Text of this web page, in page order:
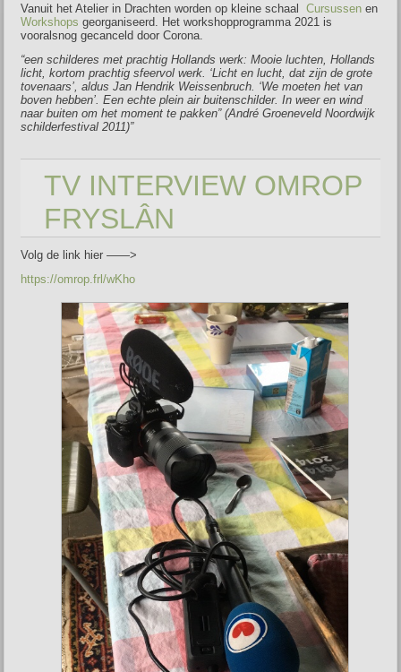
Vanuit het Atelier in Drachten worden op kleine schaalCursussen en
Workshops georganiseerd. Het workshopprogramma 2021 is
vooralsnog gecanceld door Corona.
“een schilderes met prachtig Hollands werk: Mooie luchten, Hollands
licht, kortom prachtig sfeervol werk. ‘Licht en lucht, dat zijn de grote
tovenaars’, aldus Jan Hendrik Weissenbruch. ‘We moeten het van
boven hebben’. Een echte plein air buitenschilder. In weer en wind
naar buiten om het moment te pakken” (André Groeneveld Noordwijk
schilderfestival 2011)”
TV INTERVIEW OMROP
FRYSLÂN
Volg de link hier ——>
https://omrop.frl/wKho